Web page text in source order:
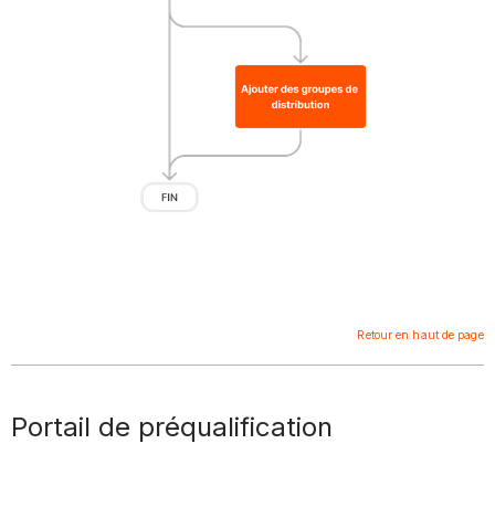
Retour en haut de page
Portail de préqualification